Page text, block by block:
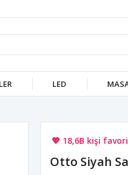
LED
🚚 Hızlı teslimat
💖 18,6B kişi
💸 Sepette 100
Otto Siyah